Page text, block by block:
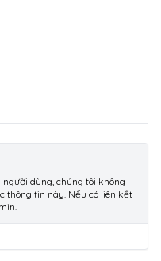
dùng, chúng tôi không
thông tin này. Nếu có liên kết